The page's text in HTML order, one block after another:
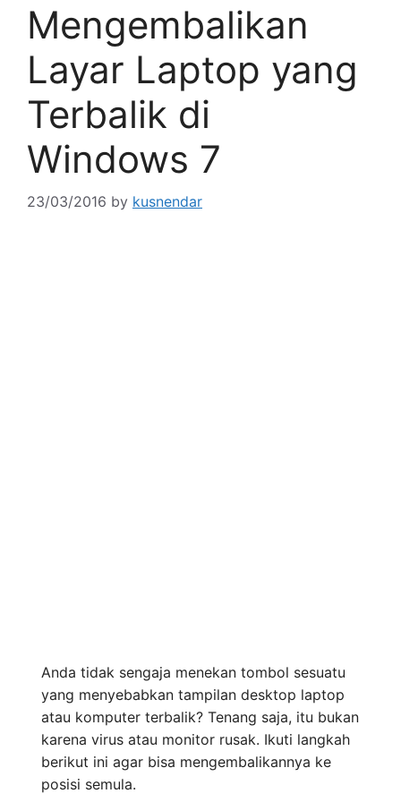
Mengembalikan
Layar Laptop yang
Terbalik di
Windows 7
23/03/2016 by kusnendar
Anda tidak sengaja menekan tombol sesuatu
yang menyebabkan tampilan desktop laptop
atau komputer terbalik? Tenang saja, itu bukan
karena virus atau monitor rusak. Ikuti langkah
berikut ini agar bisa mengembalikannya ke
posisi semula.